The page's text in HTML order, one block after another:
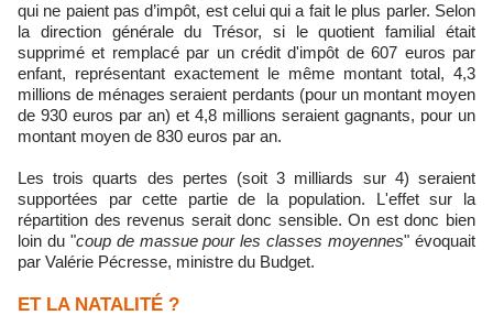
qui ne paient pas d’impôt, est celui qui a fait le plus parler. Selon
la direction générale du Trésor, si le quotient familial était
supprimé et remplacé par un crédit d'impôt de 607 euros par
enfant, représentant exactement le même montant total, 4,3
millions de ménages seraient perdants (pour un montant moyen
de 930 euros par an) et 4,8 millions seraient gagnants, pour un
montant moyen de 830 euros par an.
Les trois quarts des pertes (soit 3 milliards sur 4) seraient
supportées par cette partie de la population. L'effet sur la
répartition des revenus serait donc sensible. On est donc bien
loin du "coup de massue pour les classes moyennes" évoquait
par Valérie Pécresse, ministre du Budget.
ET LA NATALITÉ ?